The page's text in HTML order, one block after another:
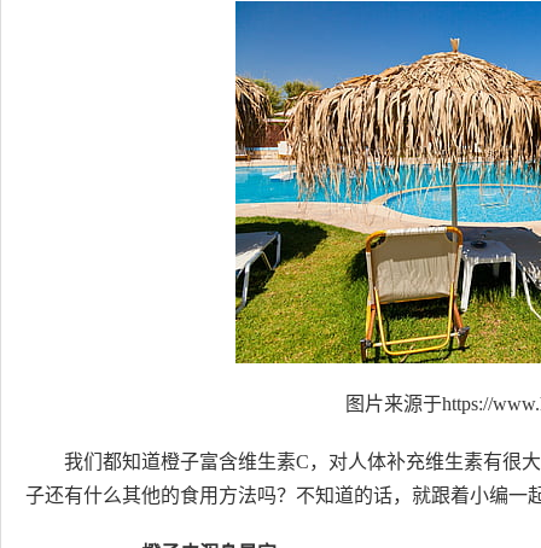
图片来源于https://
我们都知道橙子富含维生素C，对人体补充维生素有很
子还有什么其他的食用方法吗？不知道的话，就跟着小编一